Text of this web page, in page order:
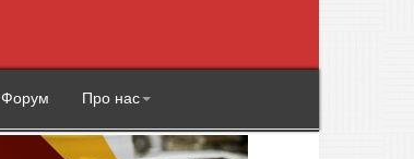
Форум Про нас